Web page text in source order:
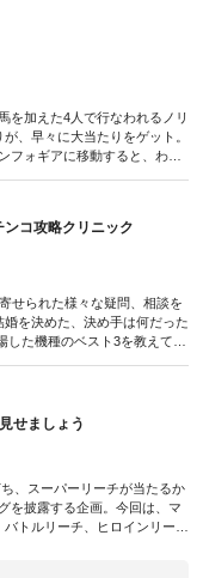
発を超える。このままでは終
DVDに収録されたものです／
を加えた4人で行なわれるノリ
、早々に大当たりをゲット。
フォギアに移動すると、わず
できるか!?
DVDに収録されたものです／
ンコ攻略クリニック
せられた様々な疑問、相談を
を決めた、決め手は何だった
た機種のベスト3を教えてく
DVDに収録されたものです／
せましょう
、スーパーリーチが当たるか
を披露する企画。今回は、マ
トルリーチ、ヒロインリー